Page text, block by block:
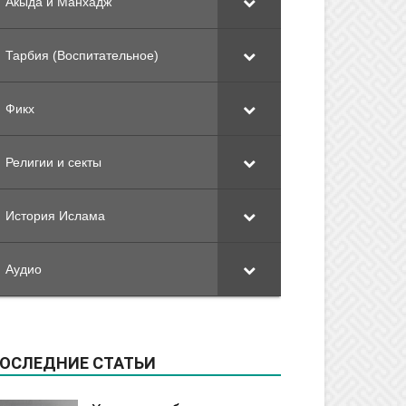
Тарбия (Воспитательное)
Фикх
Религии и секты
История Ислама
Аудио
СТАТЬИ